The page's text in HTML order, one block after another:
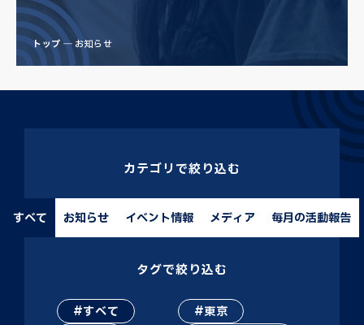
トップ お知らせ
カテゴリで絞り込む
すべて お知らせ イベント情報 メディア 毎月の活動報告
タグで絞り込む
すべて
東京